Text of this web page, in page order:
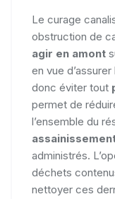
Le curage
obstruction de
agir en amont
en vue
donc éviter tout
permet de
l’ensemble du
administrés.
déchets
nettoyer ces